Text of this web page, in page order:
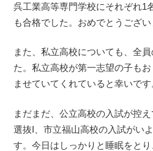
呉工業高等専門学校にそれぞれ1
も合格でした。おめでとうござい
また、私立高校についても、全
た。私立高校が第一志望の子も
ませていてくれていると幸いです
まだまだ、公立高校の入試が控
選抜I、市立福山高校の入試がい
す。今日はしっかりと睡眠をとり